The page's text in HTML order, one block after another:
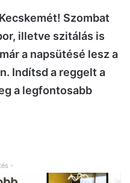
Szombat
illetve szitálás is
a napsütésé lesz a
Indítsd a reggelt a
a legfontosabb
-